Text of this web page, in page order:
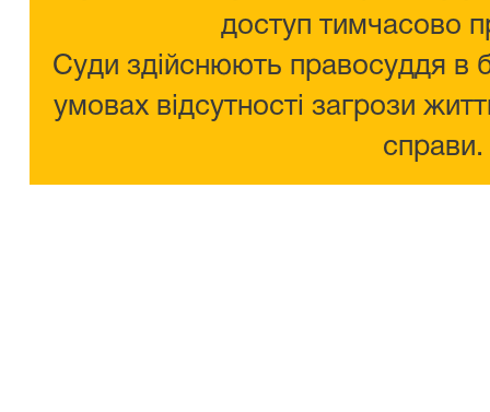
доступ тимчасово
Суди здійснюють правосуддя в
умовах відсутності загрози
справи.